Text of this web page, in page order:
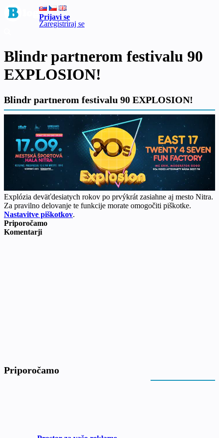
Prijavi se
Zaregistriraj se
Blindr partnerom festivalu 90
EXPLOSION!
Blindr partnerom festivalu 90 EXPLOSION!
Explózia deväťdesiatych rokov po prvýkrát zasiahne aj mesto Nitra.
Za pravilno delovanje te funkcije morate omogočiti piškotke.
Nastavitve piškotkov.
Priporočamo
Komentarji
Priporočamo